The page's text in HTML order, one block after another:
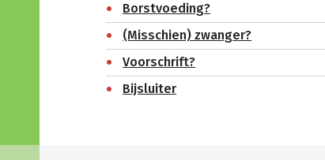
Borstvoeding?
(Misschien) zwanger?
Voorschrift?
Bijsluiter